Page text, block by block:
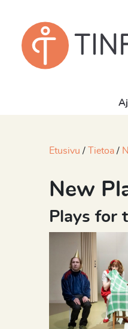
Etusivu Tietoa
New
Plays for